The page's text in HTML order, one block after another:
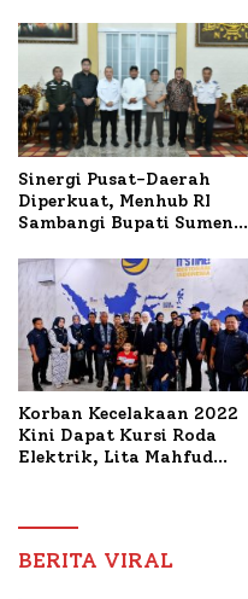
Sinergi Pusat-Daerah
Diperkuat, Menhub RI
Sambangi Bupati Sumenep
Mutiara Sentosa II
Korban Kecelakaan 2022
Kini Dapat Kursi Roda
Elektrik, Lita Mahfud
Nabil
BERITA VIRAL